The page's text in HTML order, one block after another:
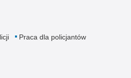
Praca dla policjantów